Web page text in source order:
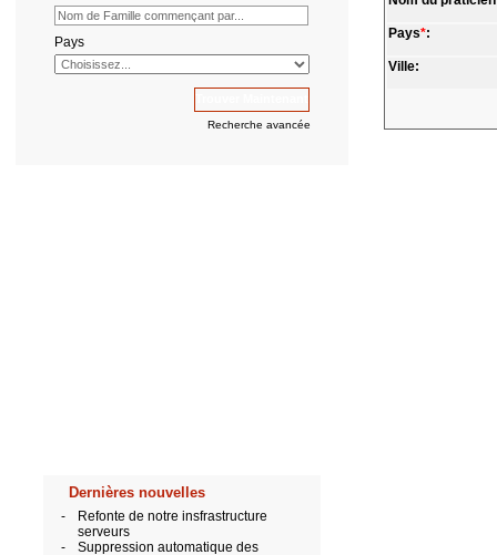
Pays
Recherche avancée
Dernières nouvelles
-
Refonte de notre insfrastructure
serveurs
-
Suppression automatique des
Pays*:
Ville: